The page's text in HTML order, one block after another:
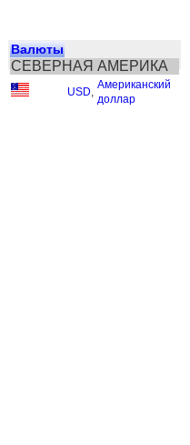
Валюты
СЕВЕРНАЯ АМЕРИКА
USD
Американский
доллар